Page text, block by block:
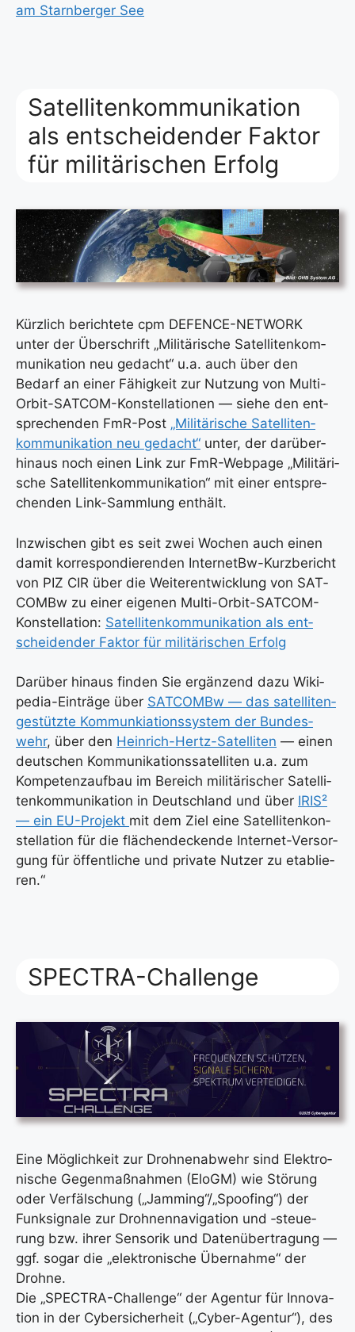
am Starn­ber­ger See
Satellitenkommunikation
als entscheidender Faktor
für militärischen Erfolg
Kürz­lich berich­te­te cpm DEFENCE-NETWORK
unter der Über­schrift „Mili­tä­ri­sche Satel­li­ten­kom­
mu­ni­ka­ti­on neu gedacht“ u.a. auch über den
Bedarf an einer Fähig­keit zur Nut­zung von Mul­ti-
Orbit-SAT­COM-Kon­stel­la­tio­nen — sie­he den ent­
spre­chen­den FmR-Post „Mili­tä­ri­sche Satel­li­ten­
kom­mu­ni­ka­ti­on neu gedacht“ unter, der dar­über­
hin­aus noch einen Link zur FmR-Web­page „Mili­tä­ri­
sche Satel­li­ten­kom­mu­ni­ka­ti­on“ mit einer ent­spre­
chen­den Link-Samm­lung ent­hält.
Inzwi­schen gibt es seit zwei Wochen auch einen
damit kor­re­spon­die­ren­den Inter­netBw-Kurz­be­richt
von PIZ CIR über die Wei­ter­ent­wick­lung von SAT­
COMBw zu einer eige­nen Mul­ti-Orbit-SAT­COM-
Kon­stel­la­ti­on: Satel­li­ten­kom­mu­ni­ka­ti­on als ent­
schei­den­der Fak­tor für mili­tä­ri­schen Erfolg
Dar­über hin­aus fin­den Sie ergän­zend dazu Wiki­
pe­dia-Ein­trä­ge über SAT­COMBw — das satel­li­ten­
ge­stütz­te Kom­mun­kia­ti­ons­sys­tem der Bun­des­
wehr, über den Hein­rich-Hertz-Satel­li­ten — einen
deut­schen Kom­mu­ni­ka­ti­ons­sa­tel­li­ten u.a. zum
Kom­pe­tenz­auf­bau im Bereich mili­tä­ri­scher Satel­li­
ten­kom­mu­ni­ka­ti­on in Deutsch­land und über IRIS²
— ein EU-Pro­jekt mit dem Ziel eine Satel­li­ten­kon­
stel­la­ti­on für die flä­chen­de­cken­de Inter­net-Ver­sor­
gung für öffent­li­che und pri­va­te Nut­zer zu eta­blie­
ren.“
SPECTRA-Challenge
Eine Mög­lich­keit zur Droh­nen­ab­wehr sind Elek­tro­
ni­sche Gegen­maß­nah­men (EloGM) wie Stö­rung
oder Ver­fäl­schung („Jamming“/„Spoofing“) der
Funk­si­gna­le zur Droh­nen­na­vi­ga­ti­on und ‑steue­
rung bzw. ihrer Sen­so­rik und Daten­über­tra­gung —
ggf. sogar die „elek­tro­ni­sche Über­nah­me“ der
Droh­ne.
Die „SPEC­TRA-Chall­enge“ der Agen­tur für Inno­va­
ti­on in der Cyber­si­cher­heit („Cyber-Agen­tur“), des